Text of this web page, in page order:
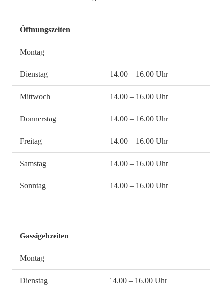
Öffnungszeiten
Montag
Dienstag 14.00 – 16.00 Uhr
Mittwoch 14.00 – 16.00 Uhr
Donnerstag 14.00 – 16.00 Uhr
Freitag 14.00 – 16.00 Uhr
Samstag 14.00 – 16.00 Uhr
Sonntag 14.00 – 16.00 Uhr
Gassigehzeiten
Montag
Dienstag 14.00 – 16.00 Uhr